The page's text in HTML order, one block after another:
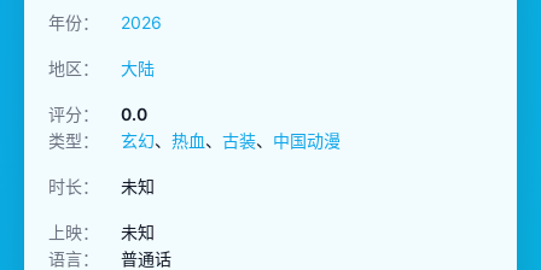
年份： 2026
地区： 大陆
评分：
0.0
类型：
玄幻、 热血、 古装、 中国动漫
时长： 未知
上映：
未知
语言：
普通话